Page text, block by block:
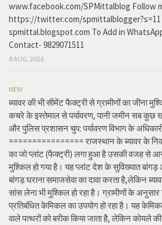
www.facebook.com/SPMittalblog Follow
https://twitter.com/spmittalblogger?s=11
spmittal.blogspot.com To Add in
Contact- 9829071511
8 AUG, 2026
NEW
ब्यावर की भी सीमेंट फैक्ट्री से ग्रामीणों का जीना
कचरे के इस्तेमाल से पर्यावरण, पानी जमीन सब कुछ
और पुलिस प्रशासन चुप: पर्यावरण विभाग के
================ राजस्थान के ब्यावर के
का जो प्लांट (फैक्ट्री) लगा हुआ है उसकी वजह से
मुश्किल हो गया है। यह प्लांट देश के सुविख्यात बांगड़
बांगड़ घराना समाजसेवा का दावा करता है,लेकिन
सांस लेना भी मुश्किल हो रहा है। ग्रामीणों के
प्रतिबंधित केमिकल का उपयोग हो रहा है। यह
वाले पत्थरों को बरीक किया जाता है, लेकिन कोयले